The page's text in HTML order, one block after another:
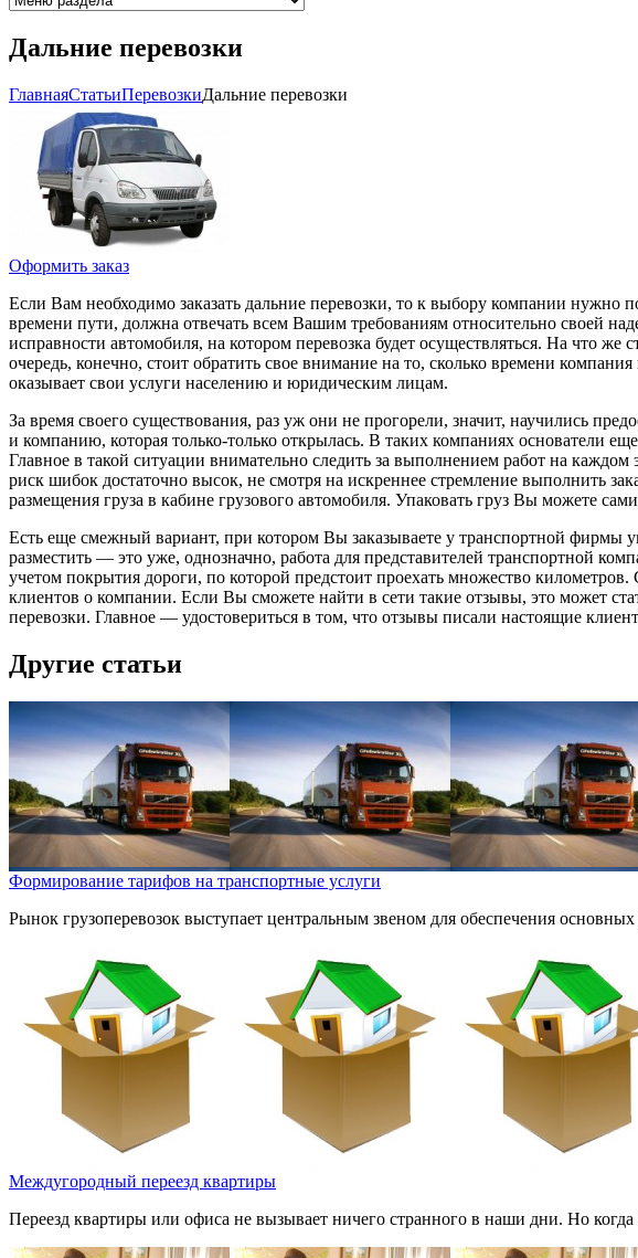
Дальние перевозки
ГлавнаяCтатьиПеревозкиДальние перевозки
Оформить заказ
Если Вам необходимо заказать дальние перевозки, то к выбору компании нужно
времени пути, должна отвечать всем Вашим требованиям относительно своей
исправности автомобиля, на котором перевозка будет осуществляться. На что
очередь, конечно, стоит обратить свое внимание на то, сколько времени
оказывает свои услуги населению и юридическим лицам.
За время своего существования, раз уж они не прогорели, значит, научились
и компанию, которая только-только открылась. В таких компаниях основатели
Главное в такой ситуации внимательно следить за выполнением работ на
риск шибок достаточно высок, не смотря на искреннее стремление выполнить
размещения груза в кабине грузового автомобиля. Упаковать груз Вы можете
Есть еще смежный вариант, при котором Вы заказываете у транспортной фирмы
разместить — это уже, однозначно, работа для представителей транспортной
учетом покрытия дороги, по которой предстоит проехать множество
клиентов о компании. Если Вы сможете найти в сети такие отзывы, это может
перевозки. Главное — удостовериться в том, что отзывы писали настоящие
Другие статьи
Формирование тарифов на транспортные услуги
Рынок грузоперевозок выступает центральным звеном для обеспечения
Междугородный переезд квартиры
Переезд квартиры или офиса не вызывает ничего странного в наши дни. Но